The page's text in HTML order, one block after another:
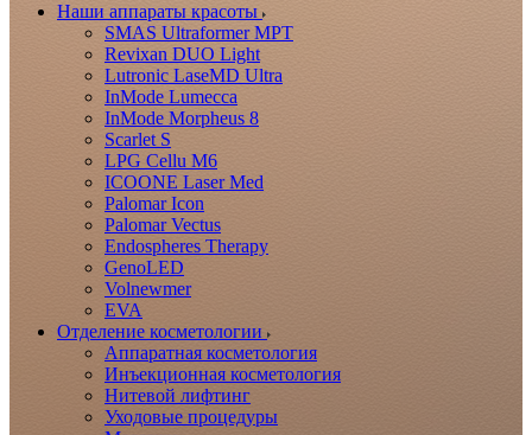
Наши аппараты красоты
SMAS Ultraformer MPT
Revixan DUO Light
Lutronic LaseMD Ultra
InMode Lumecca
InMode Morpheus 8
Scarlet S
LPG Cellu M6
ICOONE Laser Med
Palomar Icon
Palomar Vectus
Endospheres Therapy
GenoLED
Volnewmer
EVA
Отделение косметологии
Аппаратная косметология
Инъекционная косметология
Нитевой лифтинг
Уходовые процедуры